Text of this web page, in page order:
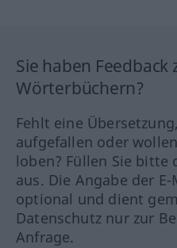
Sie haben
Wörterbüchern?
Fehlt eine
aufgefallen oder
loben? Füllen Sie bitte
aus. Die Angabe der
optional und dient
Datenschutz nur zur
Anfrage.